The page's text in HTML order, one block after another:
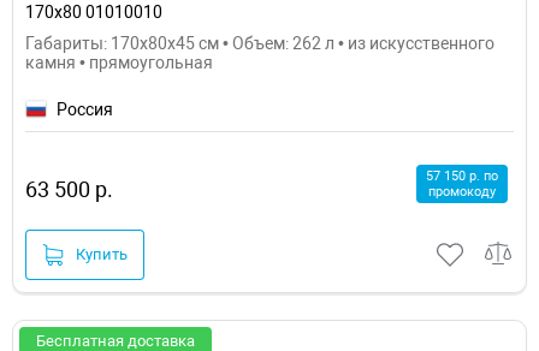
170х80 01010010
Габариты: 170x80x45 см • Объем: 262 л • из искусственного
камня • прямоугольная
Россия
63 500 р.
57 150 р. по
промокоду
Купить
Бесплатная доставка